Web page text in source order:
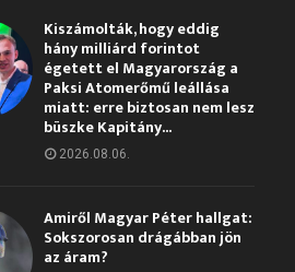
Kiszámolták, hogy eddig
hány milliárd forintot
égetett el Magyarország a
Paksi Atomerőmű leállása
miatt: erre biztosan nem lesz
büszke Kapitány...
2026.08.06.
Amiről Magyar Péter hallgat:
Sokszorosan drágábban jön
az áram?